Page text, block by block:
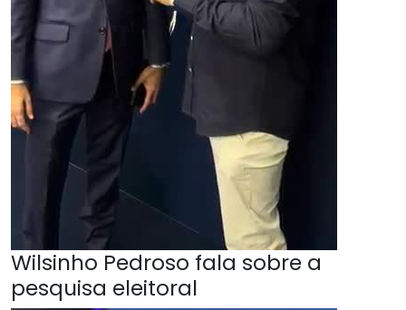
Wilsinho Pedroso fala sobre a
pesquisa eleitoral